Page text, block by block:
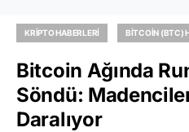
KRIPTO HABERLERI BITCOIN (BTC)
Bitcoin Ağında
Söndü:
Daralıyor